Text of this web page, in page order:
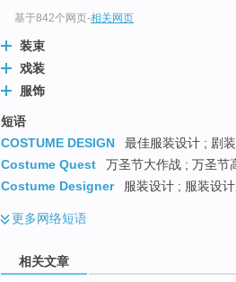
基于842个网页-相关网页
装束
戏装
服饰
短语
COSTUME DESIGN
最佳服装设计 ; 剧
Costume Quest
万圣节大作战 ; 万圣节
Costume Designer
服装设计 ; 服装设
更多网络短语
相关文章